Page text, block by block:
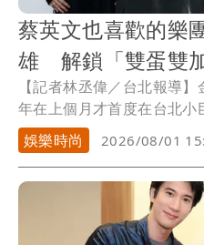
蔡英文也喜歡的樂
雄 解鎖「雙蛋雙
【記者林丞偉／台北報導
年在上個月才首度在台北
然也是「小粉絲」，親臨現
後，滅火器即將光榮返鄉登
首場門票昨天開賣後隨即
月13日場次，正式解鎖「雙
娛樂時尚 2026/08/01